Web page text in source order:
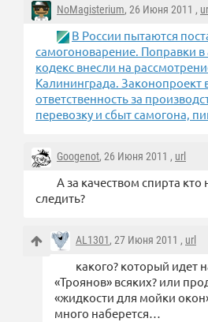
NoMagisterium, 26 Июня 2011 , url
В России пытаются
самогоноварение. Поправки
кодекс внесли на
Калининграда. Законопроект
ответственность за
перевозку и сбыт самогона,
Googenot, 26 Июня 2011 , url
А за качеством спирта кто
следить?
AL1301, 27 Июня 2011 , url
какого? который идет
«Троянов» всяких? или
«жидкости для мойки
много наберется…